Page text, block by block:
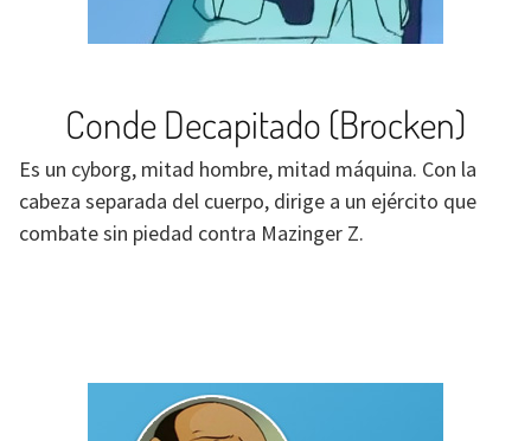
Conde Decapitado (Brocken)
Es un cyborg, mitad hombre, mitad máquina. Con la
cabeza separada del cuerpo, dirige a un ejército que
combate sin piedad contra Mazinger Z.